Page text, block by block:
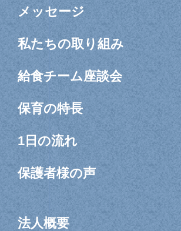
メッセージ
私たちの取り組み
給食チーム座談会
保育の特長
1日の流れ
保護者様の声
法人概要